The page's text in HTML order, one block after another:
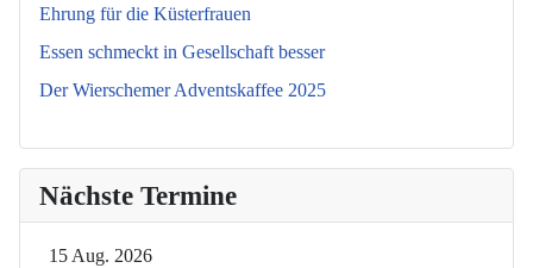
Ehrung für die Küsterfrauen
Essen schmeckt in Gesellschaft besser
Der Wierschemer Adventskaffee 2025
Nächste Termine
15 Aug. 2026